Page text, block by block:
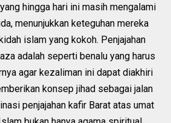
hingga hari ini masih mengalami
menunjukkan keteguhan mereka
islam yang kokoh. Penjajahan
adalah seperti benalu yang harus
agar kezaliman ini dapat diakhiri
konsep jihad sebagai jalan
penjajahan kafir Barat atas umat